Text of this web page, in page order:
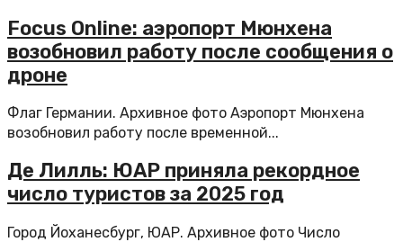
Focus Online: аэропорт Мюнхена
возобновил работу после сообщения о
дроне
Флаг Германии. Архивное фото Аэропорт Мюнхена
возобновил работу после временной...
Де Лилль: ЮАР приняла рекордное
число туристов за 2025 год
Город Йоханесбург, ЮАР. Архивное фото Число